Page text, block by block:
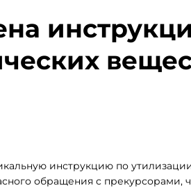
инструкцию по
обращения с прекурсорами,